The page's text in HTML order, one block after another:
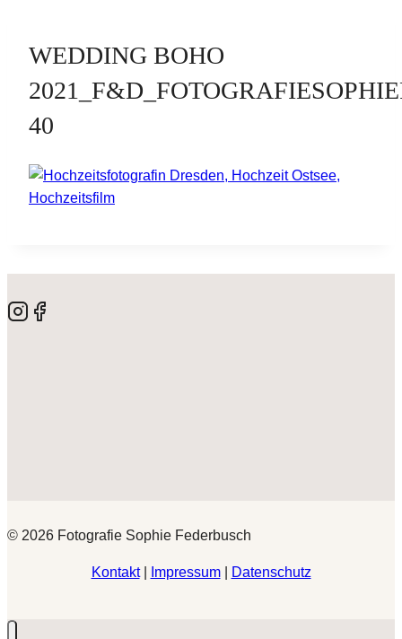
WEDDING BOHO
40
© 2026 Fotografie Sophie Federbusch
Kontakt| Impressum| Datenschutz